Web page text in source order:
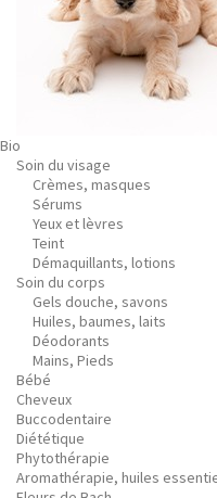
Bio
Soin du visage
Crèmes, masques
Sérums
Yeux et lèvres
Teint
Démaquillants, lotions
Soin du corps
Gels douche, savons
Huiles, baumes, laits
Déodorants
Mains, Pieds
Bébé
Cheveux
Buccodentaire
Diététique
Phytothérapie
Aromathérapie, huiles